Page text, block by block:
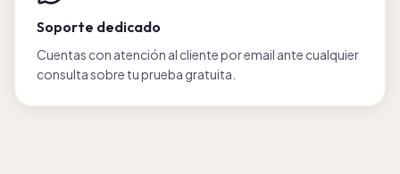
Soporte dedicado
Cuentas con atención al cliente por email ante cualquier
consulta sobre tu prueba gratuita.